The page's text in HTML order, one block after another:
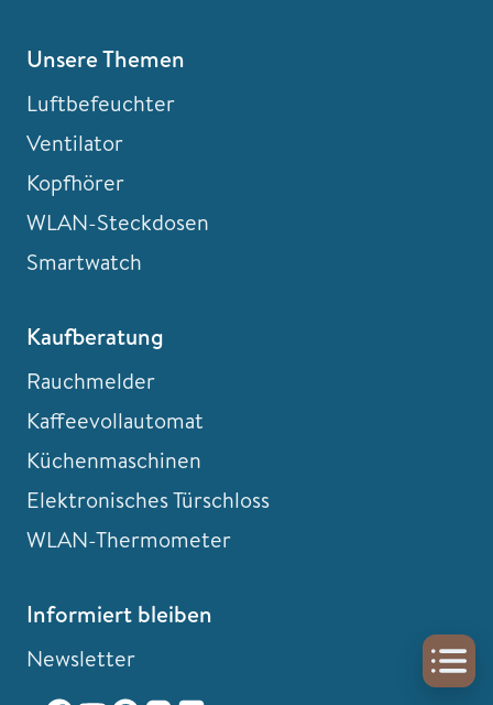
Unsere Themen
Luftbefeuchter
Ventilator
Kopfhörer
WLAN-Steckdosen
Smartwatch
Kaufberatung
Rauchmelder
Kaffeevollautomat
Küchenmaschinen
Elektronisches Türschloss
WLAN-Thermometer
Informiert bleiben
Newsletter